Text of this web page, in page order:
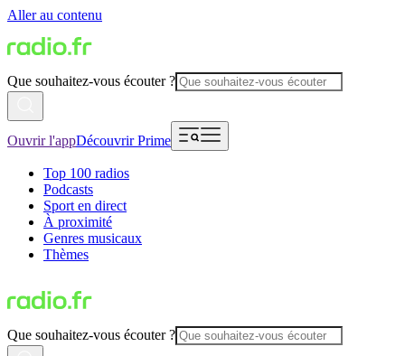
Aller au contenu
Que souhaitez-vous écouter ?
Ouvrir l'appDécouvrir Prime
Top 100 radios
Podcasts
Sport en direct
À proximité
Genres musicaux
Thèmes
Que souhaitez-vous écouter ?